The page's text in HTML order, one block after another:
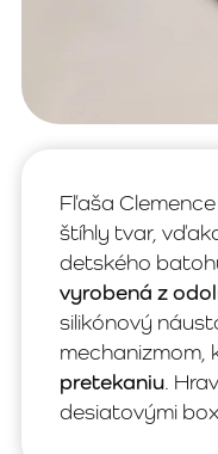
Fľaša Clemence
štíhly tvar,
detského
vyrobená z
silikónový
mechanizmom,
pretekaniu.
desiatovými